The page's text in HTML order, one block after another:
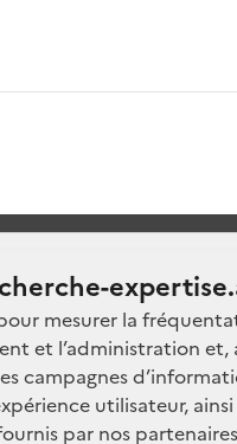
mesurer la
et l’administration et,
campagnes
utilisateur,
par nos
Suivez-nous